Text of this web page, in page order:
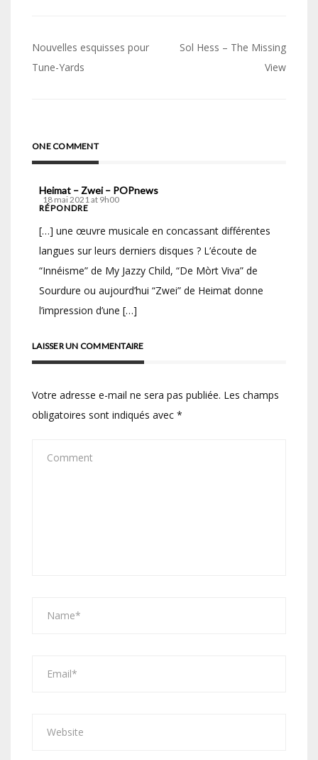
Navigation
de
Nouvelles esquisses pour
Tune-Yards
Sol Hess – The Missing
View
ONE COMMENT
Heimat – Zwei – POPnews
18 mai 2021 at 9h00
RÉPONDRE
[…] une œuvre musicale en concassant différentes
langues sur leurs derniers disques ? L’écoute de
“Innéisme” de My Jazzy Child, “De Mòrt Viva” de
Sourdure ou aujourd’hui “Zwei” de Heimat donne
l’impression d’une […]
LAISSER UN COMMENTAIRE
Votre adresse e-mail ne sera pas publiée. Les champs
obligatoires sont indiqués avec *